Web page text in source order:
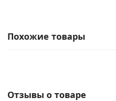
Похожие товары
Отзывы о товаре